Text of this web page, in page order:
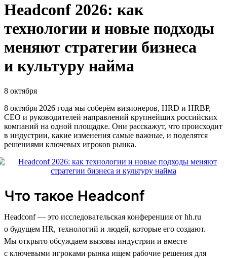
Headсonf 2026: как
технологии и новые подходы
меняют стратегии бизнеса
и культуру найма
8 октября
8 октября 2026 года мы соберём визионеров, HRD и HRBP,
СЕО и руководителей направлений крупнейших российских
компаний на одной площадке. Они расскажут, что происходит
в индустрии, какие изменения самые важные, и поделятся
решениями ключевых игроков рынка.
Что такое Headconf
Headconf — это исследовательская конференция от hh.ru
о будущем HR, технологий и людей, которые его создают.
Мы открыто обсуждаем вызовы индустрии и вместе
с ключевыми игроками рынка ищем рабочие решения для